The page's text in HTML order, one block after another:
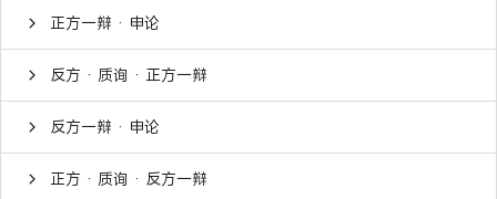
正方一辩 · 申论
反方 · 质询 · 正方一辩
反方一辩 · 申论
正方 · 质询 · 反方一辩